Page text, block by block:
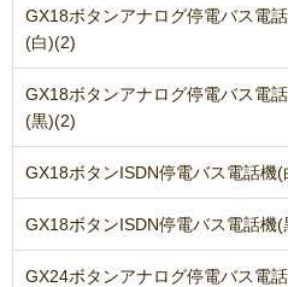
GX18ボタンアナログ停電バス電
(白)(2)
GX18ボタンアナログ停電バス電
(黒)(2)
GX18ボタンISDN停電バス電話機(
GX18ボタンISDN停電バス電話機(
GX24ボタンアナログ停電バス電